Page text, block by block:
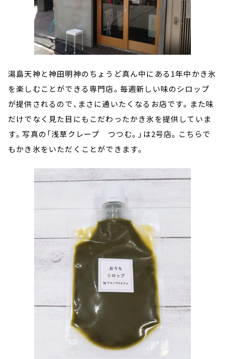
湯島天神と神田明神のちょうど真ん中にある1年中かき氷
を楽しむことができる専門店。毎週新しい味のシロップ
が提供されるので、まさに通いたくなるお店です。また味
だけでなく見た目にもこだわったかき氷を提供していま
す。写真の「浅草クレープ つつむ。」は2号店。こちらで
もかき氷をいただくことができます。